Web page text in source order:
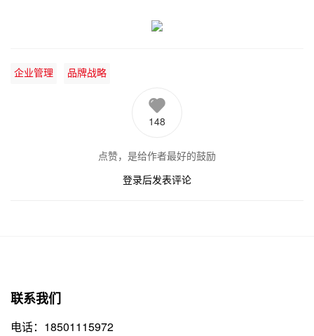
企业管理 品牌战略
148
点赞，是给作者最好的鼓励
登录后发表评论
联系我们
电话：18501115972